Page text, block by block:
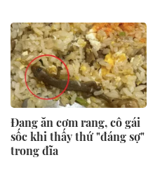
Đang ăn cơm rang, cô gái
sốc khi thấy thứ "đáng sợ"
trong đĩa